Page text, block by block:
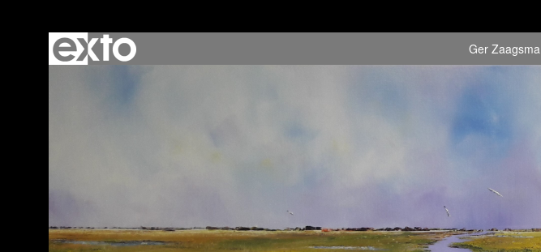
Ger Zaagsma